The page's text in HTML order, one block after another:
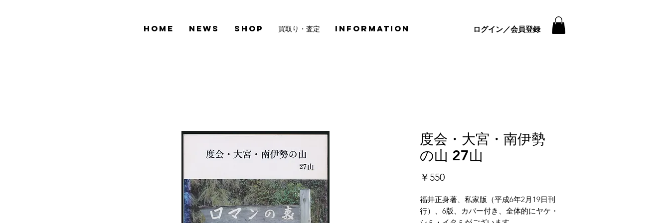
HOME NEWS SHOP 買取り・査定 INFORMATION ログイン／会員登録
度会・大宮・南伊勢
の山 27山
￥550価
福井正身著、私家版（平成6年2月19日刊
行）、6版、カバー付き、全体的にヤケ・